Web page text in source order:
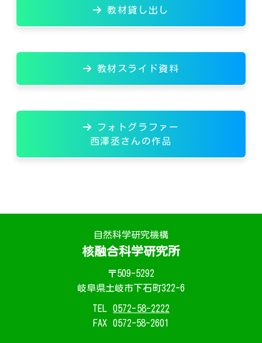
教材貸し出し
教材スライド資料
フォトグラファー
西澤丞さんの作品
自然科学研究機構
核融合科学研究所
〒509-5292
岐阜県土岐市下石町322-6
TEL
0572-58-2222
FAX
0572-58-2601